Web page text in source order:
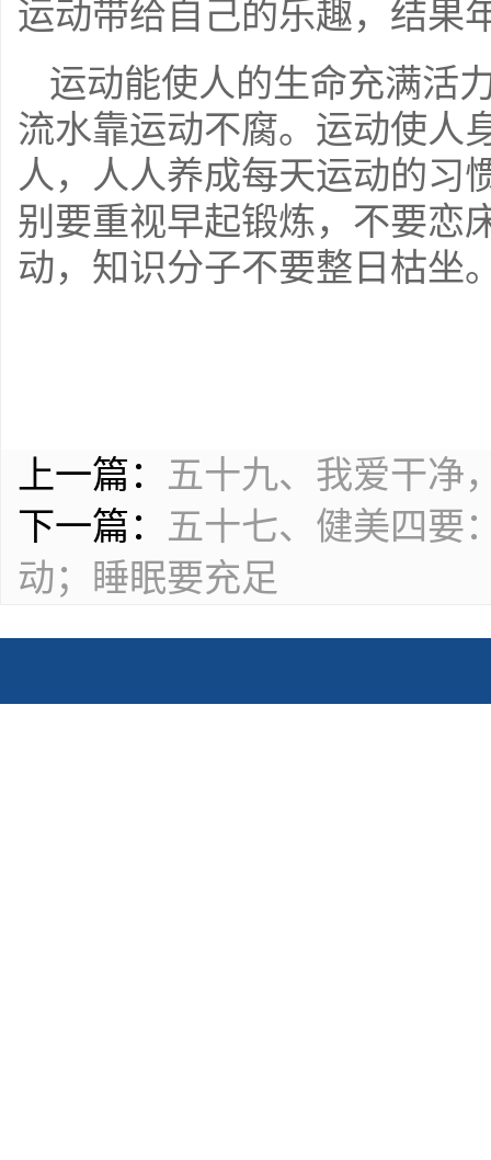
运动带给自己的乐趣，结果
运动能使人的生命充满活
流水靠运动不腐。运动使人
人，人人养成每天运动的习
别要重视早起锻炼，不要恋
动，知识分子不要整日枯坐
上一篇： 五十九、我爱干净
下一篇： 五十七、健美四要
动；睡眠要充足